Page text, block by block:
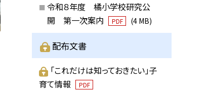
令和８年度 橘小学校研究公
開 第一次案内
PDF (4 MB)
配布文書
「これだけは知っておきたい」子
育て情報
PDF